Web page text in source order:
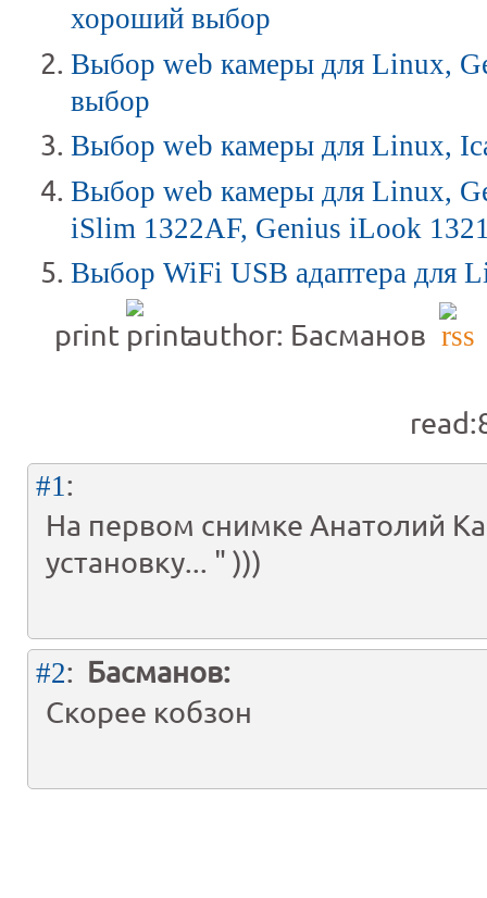
хороший выбор
Выбор web камеры для Linux,
выбор
Выбор web камеры для Linux,
Выбор web камеры для Linux,
iSlim 1322AF, Genius iLook
Выбор WiFi USB адаптера для
print author: Басманов
#1:
На первом снимке Анатолий
установку... " )))
#2: Басманов:
Скорее кобзон